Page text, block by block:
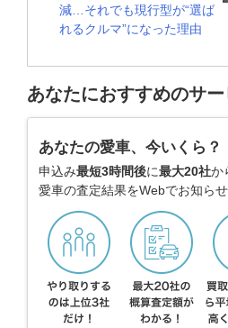
減…それでも現行型が“選ば
れるクルマ”になった理由
あなたにおすすめのサー
あなたの愛車、今いくら？
申込み最短3時間後に最大20社か
愛車の査定結果をWebでお知らせ